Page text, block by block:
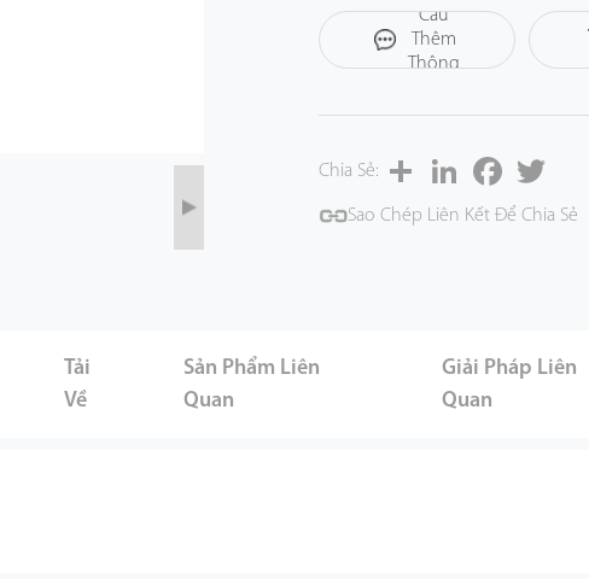
Cầu
Thêm
Thông
Chia Sẻ:
Share LinkedInFacebook
Sao Chép Liên Kết Để Chia Sẻ
Tải
Về
Sản Phẩm Liên
Quan
Giải Pháp Liên
Quan